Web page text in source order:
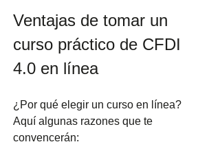
Ventajas de tomar un
curso práctico de CFDI
4.0 en línea
¿Por qué elegir un curso en línea?
Aquí algunas razones que te
convencerán: